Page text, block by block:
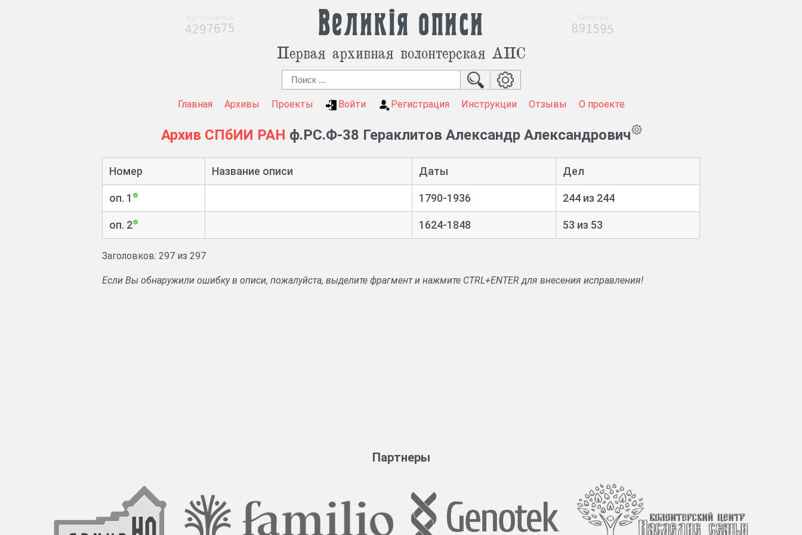
Великія описи
Первая архивная волонтерская АИС
Главная Архивы Проекты Войти Регистрация Инструкции Отзывы О проекте
Архив СПбИИ РАН ф.РС.Ф-38 Гераклитов Александр Александрович
Номер Название описи Даты Дел
оп. 1 1790-1936 244 из 244
оп. 2 1624-1848 53 из 53
Заголовков: 297 из 297
Если Вы обнаружили ошибку в описи, пожалуйста, выделите фрагмент и нажмите CTRL+ENTER для внесения исправления!
Партнеры
4297675 891595